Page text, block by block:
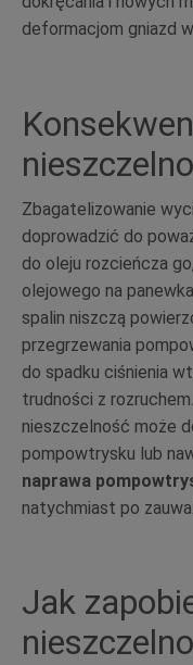
deformacjom gniazd
Zbagatelizowanie
doprowadzić do
do oleju rozcieńcza
olejowego na
spalin niszczą
przegrzewania
do spadku ciśnienia
trudności z
nieszczelność może
pompowtrysku lub
naprawa
natychmiast po
Jak